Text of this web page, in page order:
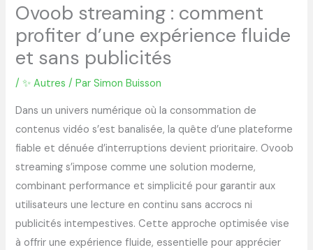
Ovoob streaming : comment
profiter d’une expérience fluide
et sans publicités
/✨ Autres / ParSimon Buisson
Dans un univers numérique où la consommation de
contenus vidéo s’est banalisée, la quête d’une plateforme
fiable et dénuée d’interruptions devient prioritaire. Ovoob
streaming s’impose comme une solution moderne,
combinant performance et simplicité pour garantir aux
utilisateurs une lecture en continu sans accrocs ni
publicités intempestives. Cette approche optimisée vise
à offrir une expérience fluide, essentielle pour apprécier